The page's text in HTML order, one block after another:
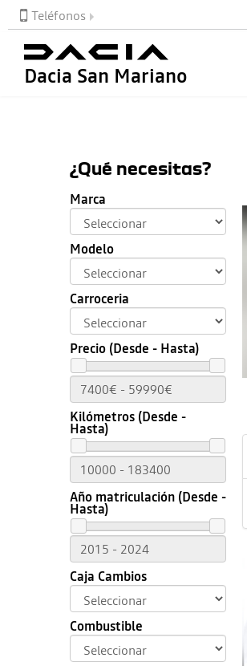
Teléfonos
Dacia San Mariano
¿Qué necesitas?
Marca
Modelo
Carroceria
Precio (Desde - Hasta)
Kilómetros (Desde -
Hasta)
Año matriculación (Desde -
Hasta)
Caja Cambios
Combustible